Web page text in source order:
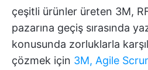
çeşitli ürünler üreten 3M,
pazarına geçiş sırasında
konusunda zorluklarla
çözmek için 3M, Agile